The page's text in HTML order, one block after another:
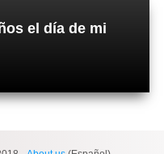
el día de mi